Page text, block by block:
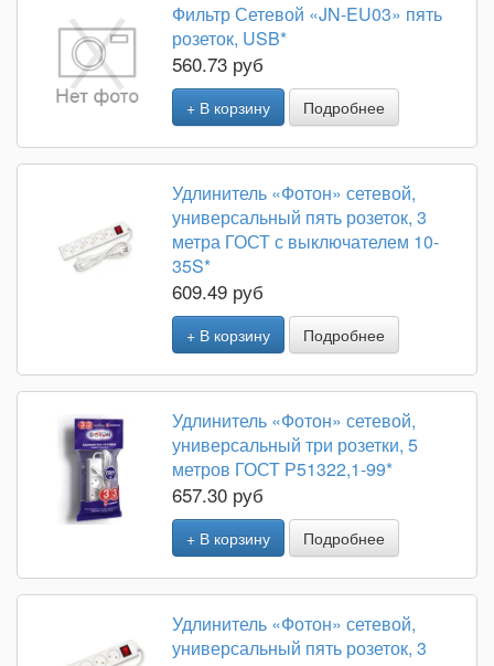
Фильтр Сетевой «JN-EU03» пять
розеток, USB*
560.73 руб
+ В корзину Подробнее
Удлинитель «Фотон» сетевой,
универсальный пять розеток, 3
метра ГОСТ с выключателем 10-
35S*
609.49 руб
+ В корзину Подробнее
Удлинитель «Фотон» сетевой,
универсальный три розетки, 5
метров ГОСТ Р51322,1-99*
657.30 руб
+ В корзину Подробнее
Удлинитель «Фотон» сетевой,
универсальный пять розеток, 3